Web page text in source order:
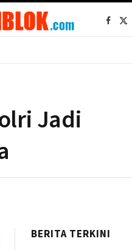
X
Jadi
BERITA TERKINI